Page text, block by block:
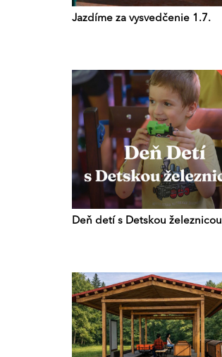
Jazdíme za vysvedčenie 1.7.
Deň detí s Detskou železnicou